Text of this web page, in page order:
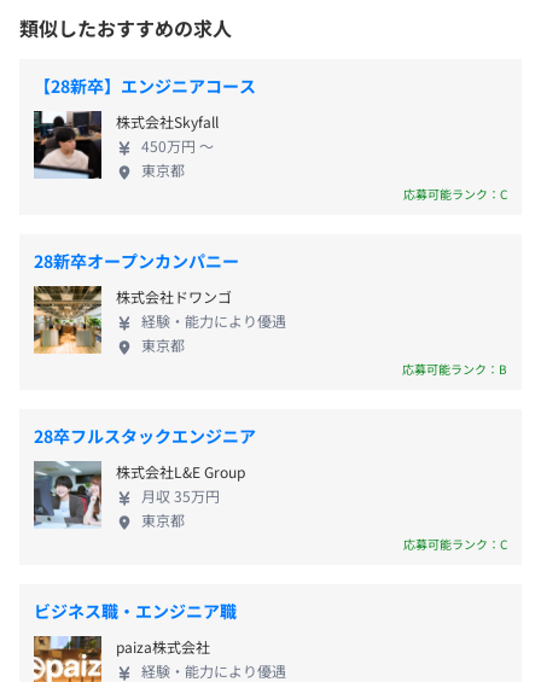
【スキルアップ・キャリアアップ支援】
・書籍購入支援
・外部勉強会への参加
・定期的な社内勉強会開催
・プログラミングコンテストへの参加
「各人のグレード」と「本部ごとに求められる職務・能力
要件」を明確にした上で、期初に上長と相談しながら納得
感のある目標を設定。​
職種やチームによって定性/定量的な目標をバランスよく
設定、成長を促すような評価制度を導入しています。
♦年2回の評価
上期・下期の目標設定、振り返りによる評価を行っていま
す。（査定は年1回）
インターンシップのため、ありません
資格手当制度（受験・講習・登録費用を全額補助し、月額
資格取得支援制度（業務に役立つ各種資格の取得に必要な
受検料、書籍代を補助）
メンター制度の有無
なし
前年度の有給休暇の平均取得日数
14.0日
前事業年度の育児休業取得者数／出産者数
男性4人/7人
役員0.0%
管理職5.0%
しています。 創業からわずか6年で東証マザーズに上
場を果たし、現在は東証スタンダード市場に上場し
ており、他社に先駆けていち早く不動産業界のDXを
推進してきました。 不動産業界は市場規模が65兆円
とも言われる巨大市場ですが、近年やっと電子契約
が解禁されるなど規制緩和が進み、さらにDXが加速
していく見込みです。 今後も不動産向けSaaSの領域
会社の間のさまざまな不便なことを取り除き、不動
産市場全体をアップデートしていきます。 また、不
動産会社だけでなく、消費者や市場すべてによりよ
い仕組みを提供していこうとしております。 自社プ
ロダクト開発ですので、不動産に関わる関連領域に
DXの促進を進めており、常に新たなプロダクト開発
を検討しています。
類似したおすすめの求人
【28新卒】エンジニアコース
株式会社Skyfall
450万円 〜
東京都
応募可能ランク：C
28新卒オープンカンパニー
株式会社ドワンゴ
経験・能力により優遇
東京都
応募可能ランク：B
28卒フルスタックエンジニア
株式会社L&E Group
月収 35万円
東京都
応募可能ランク：C
ビジネス職・エンジニア職
paiza株式会社
経験・能力により優遇